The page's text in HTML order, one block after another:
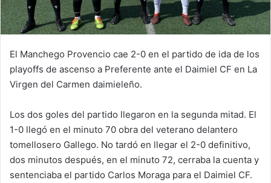
El Manchego Provencio cae 2-0 en el partido de ida de los
playoffs de ascenso a Preferente ante el Daimiel CF en La
Virgen del Carmen daimieleño.
Los dos goles del partido llegaron en la segunda mitad. El
1-0 llegó en el minuto 70 obra del veterano delantero
tomellosero Gallego. No tardó en llegar el 2-0 definitivo,
dos minutos después, en el minuto 72, cerraba la cuenta y
sentenciaba el partido Carlos Moraga para el Daimiel CF.